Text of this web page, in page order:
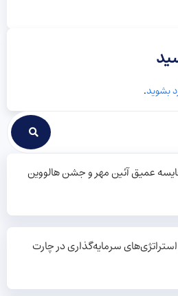
بشوید.
عمیق آئین مهر و جشن هالووین
سرمایه‌گذاری در چارت